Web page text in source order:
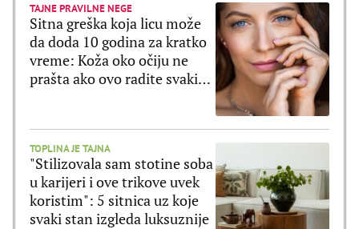
TAJNE PRAVILNE NEGE
Sitna greška koja licu može
da doda 10 godina za kratko
vreme: Koža oko očiju ne
prašta ako ovo radite svaki
TOPLINA JE TAJNA
"Stilizovala sam stotine soba
u karijeri i ove trikove uvek
koristim": 5 sitnica uz koje
svaki stan izgleda luksuznije